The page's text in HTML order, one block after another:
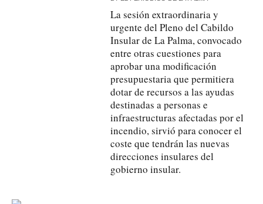
La sesión extraordinaria y
urgente del Pleno del Cabildo
Insular de La Palma, convocado
entre otras cuestiones para
aprobar una modificación
presupuestaria que permitiera
dotar de recursos a las ayudas
destinadas a personas e
infraestructuras afectadas por el
incendio, sirvió para conocer el
coste que tendrán las nuevas
direcciones insulares del
gobierno insular.